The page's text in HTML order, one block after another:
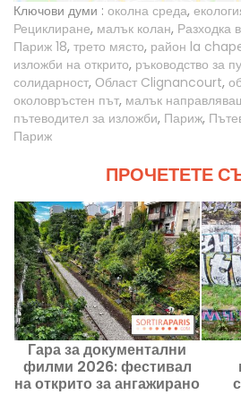
Ключови думи : околна среда,
Рециклиране, малък колан, Разходка
Париж 18, трето място, район la
изложби на открито, ръководство за
солидарност, Област Clignancourt,
околовръстен път, малък
пътеводител за изложби, Париж,
Париж
ПРОЧЕТЕТЕ
Гара за документални
филми 2026: фестивал
на открито за ангажирано